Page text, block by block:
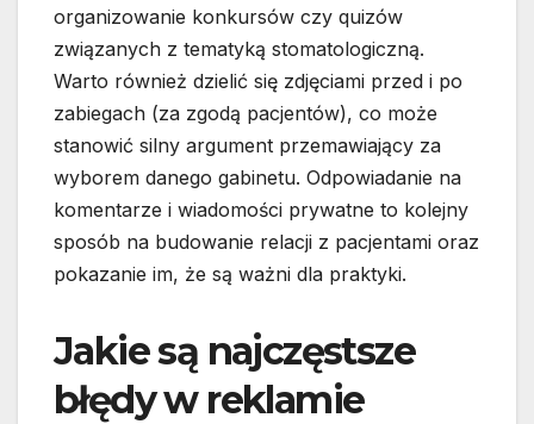
organizowanie konkursów czy quizów
związanych z tematyką stomatologiczną.
Warto również dzielić się zdjęciami przed i po
zabiegach (za zgodą pacjentów), co może
stanowić silny argument przemawiający za
wyborem danego gabinetu. Odpowiadanie na
komentarze i wiadomości prywatne to kolejny
sposób na budowanie relacji z pacjentami oraz
pokazanie im, że są ważni dla praktyki.
Jakie są najczęstsze
błędy w reklamie